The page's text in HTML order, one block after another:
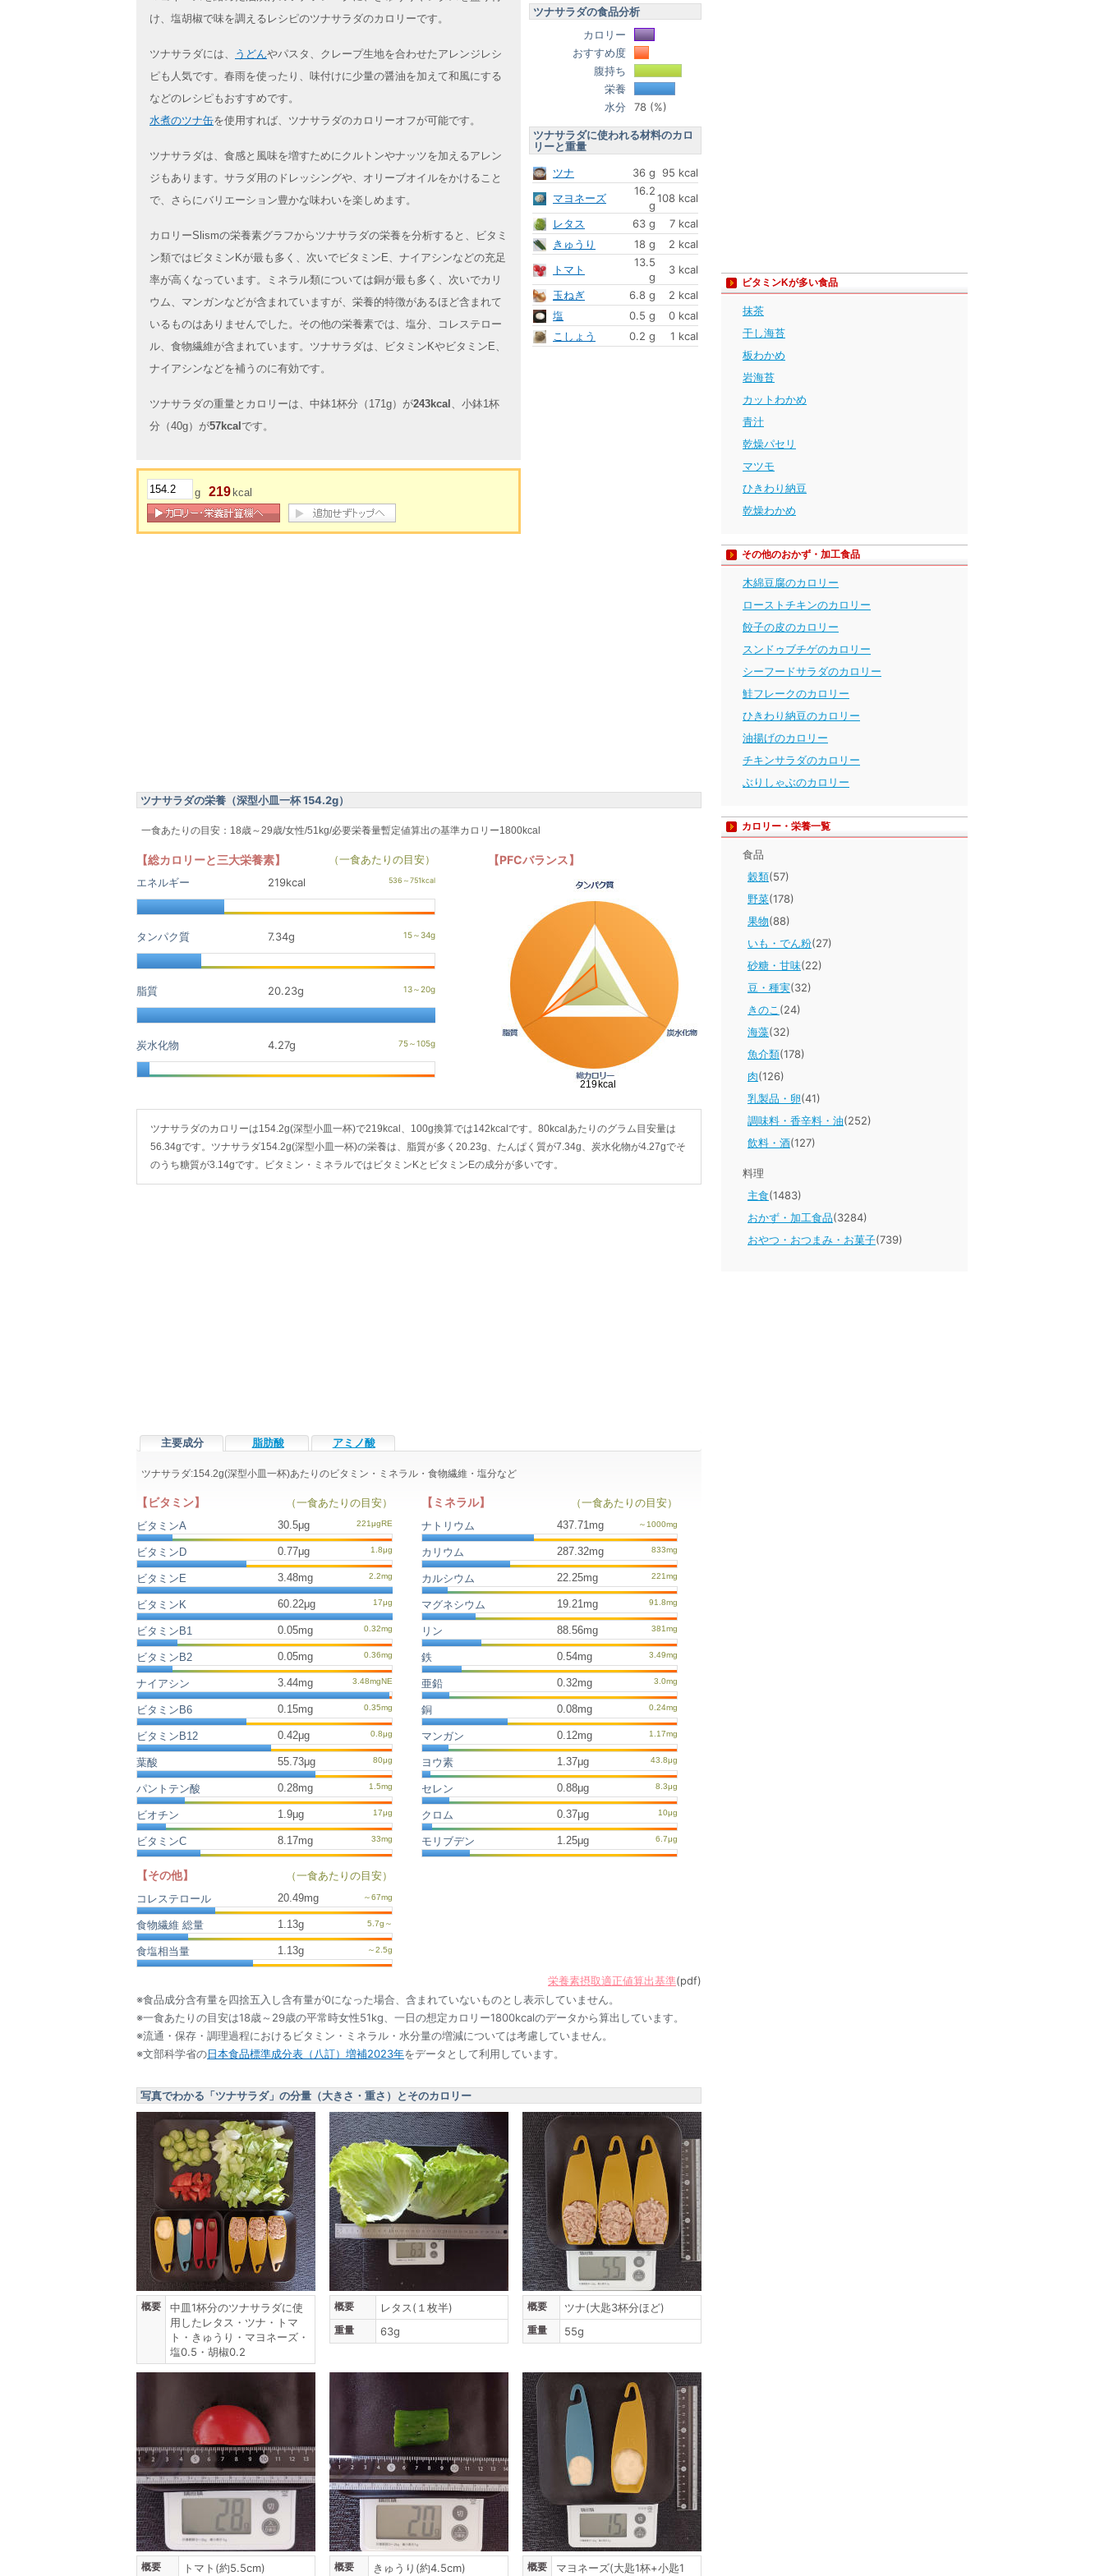
け、塩胡椒で味を調えるレシピのツナサラダのカロリーです。
ツナサラダには、 うどんやパスタ、クレープ生地を合わせたアレンジレシ
ピも人気です。春雨を使ったり、味付けに少量の醤油を加えて和風にする
などのレシピもおすすめです。
水煮のツナ缶を使用すれば、ツナサラダのカロリーオフが可能です。
ツナサラダは、食感と風味を増すためにクルトンやナッツを加えるアレン
ジもあります。サラダ用のドレッシングや、オリーブオイルをかけること
で、さらにバリエーション豊かな味わいを楽しめます。
カロリーSlismの栄養素グラフからツナサラダの栄養を分析すると、ビタミ
ン類ではビタミンKが最も多く、次いでビタミンE、ナイアシンなどの充足
率が高くなっています。ミネラル類については銅が最も多く、次いでカリ
ウム、マンガンなどが含まれていますが、栄養的特徴があるほど含まれて
いるものはありませんでした。その他の栄養素では、塩分、コレステロー
ル、食物繊維が含まれています。ツナサラダは、ビタミンKやビタミンE、
ナイアシンなどを補うのに有効です。
ツナサラダの重量とカロリーは、中鉢1杯分（171g）が243kcal 、小鉢1杯
分（40g）が57kcal です。
g 219 kcal
ツナサラダの食品分析
カロリー
おすすめ度
腹持ち
栄養
水分
78 (%)
ツナサラダに使われる材料のカロ
リーと重量
ツナ
36 g
95 kcal
マヨネーズ
16.2
g
108 kcal
レタス
63 g
7 kcal
きゅうり
18 g
2 kcal
トマト
13.5
g
3 kcal
玉ねぎ
6.8 g
2 kcal
塩
0.5 g
0 kcal
こしょう
0.2 g 1 kcal
ツナサラダの栄養（深型小皿一杯 154.2g）
一食あたりの目安：18歳～29歳/女性/51kg/必要栄養量暫定値算出の基準カロリー1800kcal
【総カロリーと三大栄養素】
（一食あたりの目安）
エネルギー
219kcal
タンパク質 7.34g
脂質 20.23g
炭水化物 4.27g
【PFCバランス】
ツナサラダのカロリーは154.2g(深型小皿一杯)で219kcal、100g換算では142kcalです。80kcalあたりのグラム目安量は
56.34gです。ツナサラダ154.2g(深型小皿一杯)の栄養は、脂質が多く20.23g、たんぱく質が7.34g、炭水化物が4.27gでそ
のうち糖質が3.14gです。ビタミン・ミネラルではビタミンKとビタミンEの成分が多いです。
主要成分 脂肪酸 アミノ酸
ツナサラダ:154.2g(深型小皿一杯)あたりのビタミン・ミネラル・食物繊維・塩分など
【ビタミン】
（一食あたりの目安）
ビタミンA
30.5μg
ビタミンD 0.77μg
ビタミンE 3.48mg
ビタミンK 60.22μg
ビタミンB1 0.05mg
ビタミンB2 0.05mg
ナイアシン 3.44mg
ビタミンB6 0.15mg
ビタミンB12 0.42μg
葉酸 55.73μg
パントテン酸 0.28mg
ビオチン 1.9μg
ビタミンC 8.17mg
【ミネラル】
（一食あたりの目安）
ナトリウム
437.71mg
カリウム 287.32mg
カルシウム 22.25mg
マグネシウム 19.21mg
リン 88.56mg
鉄 0.54mg
亜鉛 0.32mg
銅 0.08mg
マンガン 0.12mg
ヨウ素 1.37μg
セレン 0.88μg
クロム 0.37μg
モリブデン 1.25μg
【その他】
（一食あたりの目安）
コレステロール
20.49mg
食物繊維 総量 1.13g
食塩相当量 1.13g
栄養素摂取適正値算出基準(pdf)
※食品成分含有量を四捨五入し含有量が0になった場合、含まれていないものとし表示していません。
※一食あたりの目安は18歳～29歳の平常時女性51kg、一日の想定カロリー1800kcalのデータから算出しています。
※流通・保存・調理過程におけるビタミン・ミネラル・水分量の増減については考慮していません。
※文部科学省の日本食品標準成分表（八訂）増補2023年をデータとして利用しています。
写真でわかる「ツナサラダ」の分量（大きさ・重さ）とそのカロリー
概要
中皿1杯分のツナサラダに使
用したレタス・ツナ・トマ
ト・きゅうり・マヨネーズ・
塩0.5・胡椒0.2
概要 レタス(１枚半)
重量 63g
概要 ツナ(大匙3杯分ほど)
重量 55g
概要 トマト(約5.5cm) 概要 きゅうり(約4.5cm) 概要
マヨネーズ(大匙1杯+小匙1
ビタミンKが多い食品
抹茶
干し海苔
板わかめ
岩海苔
カットわかめ
青汁
乾燥パセリ
マツモ
ひきわり納豆
乾燥わかめ
その他のおかず・加工食品
木綿豆腐のカロリー
ローストチキンのカロリー
餃子の皮のカロリー
スンドゥブチゲのカロリー
シーフードサラダのカロリー
鮭フレークのカロリー
ひきわり納豆のカロリー
油揚げのカロリー
チキンサラダのカロリー
ぶりしゃぶのカロリー
カロリー・栄養一覧
食品
穀類(57)
野菜(178)
果物(88)
いも・でん粉(27)
砂糖・甘味(22)
豆・種実(32)
きのこ (24)
海藻(32)
魚介類(178)
肉(126)
乳製品・卵(41)
調味料・香辛料・油(252)
飲料・酒(127)
料理
主食(1483)
おかず・加工食品(3284)
おやつ・おつまみ・お菓子(739)